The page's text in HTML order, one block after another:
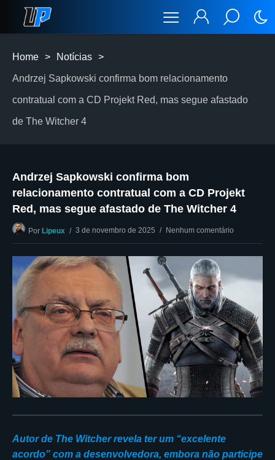
Home > Notícias >
Andrzej Sapkowski confirma bom relacionamento
contratual com a CD Projekt Red, mas segue afastado
de The Witcher 4
Andrzej Sapkowski confirma bom
relacionamento contratual com a CD Projekt
Red, mas segue afastado de The Witcher 4
Por Lipeux 3 de novembro de 2025 Nenhum comentário
Autor de The Witcher revela ter um “excelente
acordo” com a desenvolvedora, embora não participe